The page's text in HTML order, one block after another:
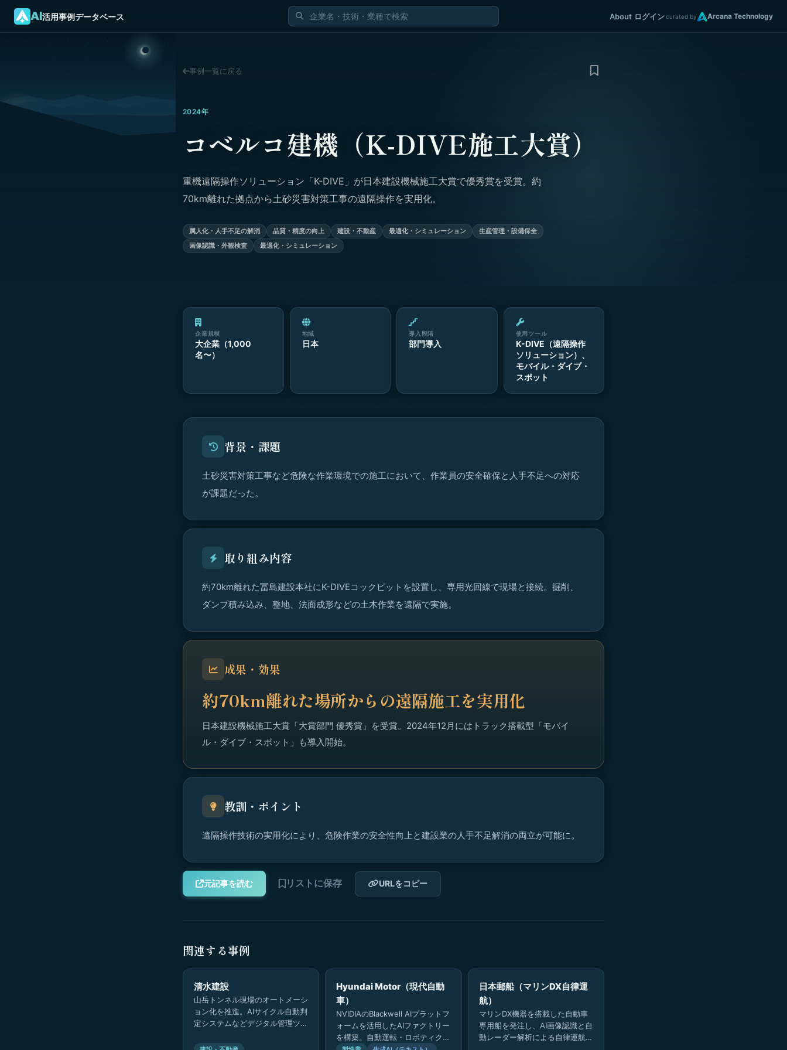
AI活用事例データベース About ログインcurated by Arcana Technology
事例一覧に戻る
2024年
コベルコ建機（K-DIVE施工大賞）
重機遠隔操作ソリューション「K-DIVE」が日本建設機械施工大賞で優秀賞を受賞。約
70km離れた拠点から土砂災害対策工事の遠隔操作を実用化。
属人化・人手不足の解消 品質・精度の向上 建設・不動産 最適化・シミュレーション
生産管理・設備保全
画像認識・外観検査
最適化・シミュレーション
企業規模
大企業（1,000
名〜）
地域
日本
導入段階
部門導入
使用ツール
K-DIVE（遠隔操作
ソリューション）、
モバイル・ダイブ・
スポット
背景・課題
土砂災害対策工事など危険な作業環境での施工において、作業員の安全確保と人手不足への対応
が課題だった。
取り組み内容
約70km離れた冨島建設本社にK-DIVEコックピットを設置し、専用光回線で現場と接続。掘削、
ダンプ積み込み、整地、法面成形などの土木作業を遠隔で実施。
成果・効果
約70km離れた場所からの遠隔施工を実用化
日本建設機械施工大賞「大賞部門 優秀賞」を受賞。2024年12月にはトラック搭載型「モバイ
ル・ダイブ・スポット」も導入開始。
教訓・ポイント
遠隔操作技術の実用化により、危険作業の安全性向上と建設業の人手不足解消の両立が可能に。
元記事を読む リストに保存 URLをコピー
関連する事例
清水建設
山岳トンネル現場のオートメーシ
ョン化を推進。AIサイクル自動判
定システムなどデジタル管理ツー
客観化。
Hyundai Motor（現代自動
車）
NVIDIAのBlackwell AIプラットフ
ォームを活用したAIファクトリー
を構築。自動運転・ロボティク
日本郵船（マリンDX自律運
航）
マリンDX機器を搭載した自動車
専用船を発注し、AI画像認識と自
動レーダー解析による自律運航シ